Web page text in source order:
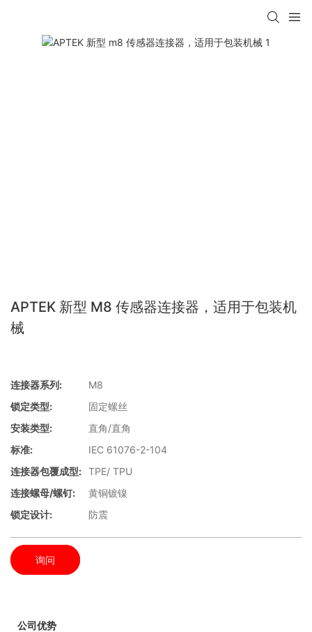
APTEK 新型 M8 传感器连接器，适用于包装机
械
连接器系列:
M8
锁定类型:
固定螺丝
安装类型:
直角/直角
标准:
IEC 61076-2-104
连接器包覆成型: TPE/ TPU
连接螺母/螺钉:
黄铜镀镍
锁定设计:
防震
询问
公司优势